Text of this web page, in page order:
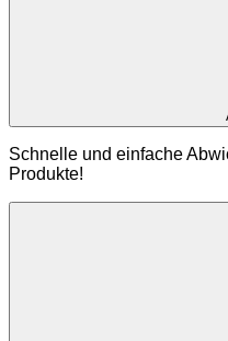
Schnelle und einfache
Produkte!